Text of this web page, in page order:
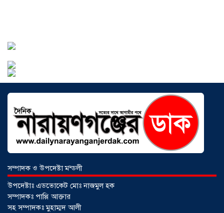
সম্পাদক ও উপদেষ্টা মন্ডলী
উপদেষ্টাঃ এডভোকেট মোঃ নাজমুল হক
সম্পাদকঃ পাপ্পি আক্তার
সহ সম্পাদকঃ মুহাম্মদ আলী